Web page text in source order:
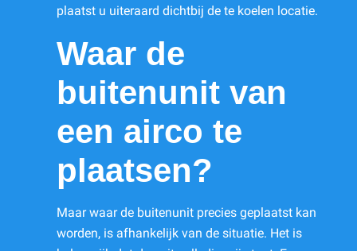
plaatst u uiteraard dichtbij de te koelen locatie.
Waar de
buitenunit van
een airco te
plaatsen?
Maar waar de buitenunit precies geplaatst kan
worden, is afhankelijk van de situatie. Het is